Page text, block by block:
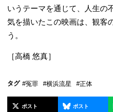
いうテーマを通じて、人生の
気を描いたこの映画は、観客
う。
［高橋 悠真］
タグ #冤罪 #横浜流星 #正体
ポスト ポスト